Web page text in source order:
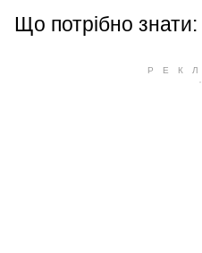
Що потрібно знати: